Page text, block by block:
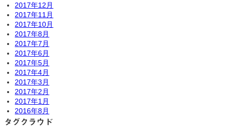
2017年12月
2017年11月
2017年10月
2017年8月
2017年7月
2017年6月
2017年5月
2017年4月
2017年3月
2017年2月
2017年1月
2016年8月
タグクラウド